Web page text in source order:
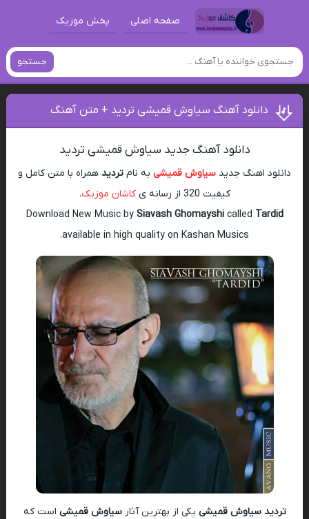
صفحه اصلی پخش موزیک
جستجو
دانلود آهنگ سیاوش قمیشی تردید + متن آهنگ
دانلود آهنگ جدید سیاوش قمیشی تردید
دانلود اهنگ جدید سیاوش قمیشی به نام تردید همراه با متن کامل و
کیفیت 320 از رسانه ی
کاشان موزیک.
Download New Music by Siavash Ghomayshicalled Tardid
available in high quality on Kashan Musics.
تردید سیاوش قمیشی یکی از بهترین آثارسیاوش قمیشی است که